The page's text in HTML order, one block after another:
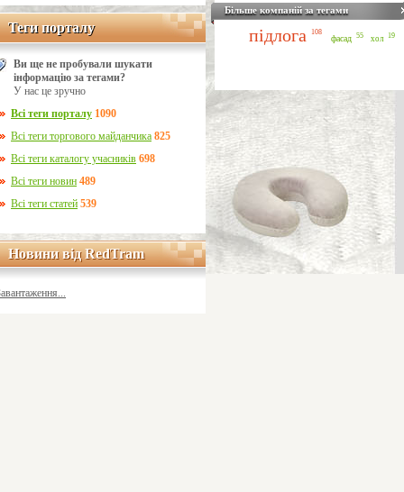
Теги порталу
Теги порталу
Ви ще не пробували шукати
інформацію за тегами?
У нас це зручно
Всі теги порталу 1090
Всі теги торгового майданчика 825
Всі теги каталогу учасників 698
Всі теги новин 489
Всі теги статей 539
Новини від RedTram
Новини від RedTram
Більше компаній за тегами
підлога 108
фасад 55 хол 19